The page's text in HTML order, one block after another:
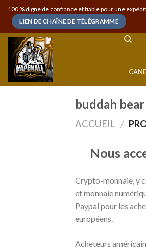
Skip
content
100 % digne de confiance et fiable pour une
LIEN DE CHAÎNE DE TÉLÉGRAMME
buddah
ACCUEIL /
Nous
Crypto-monnaie, y
et monnaie
Paypal pour les
européens.
Acheteurs